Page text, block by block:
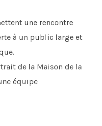
une rencontre
à un public large et
de la Maison de la
équipe